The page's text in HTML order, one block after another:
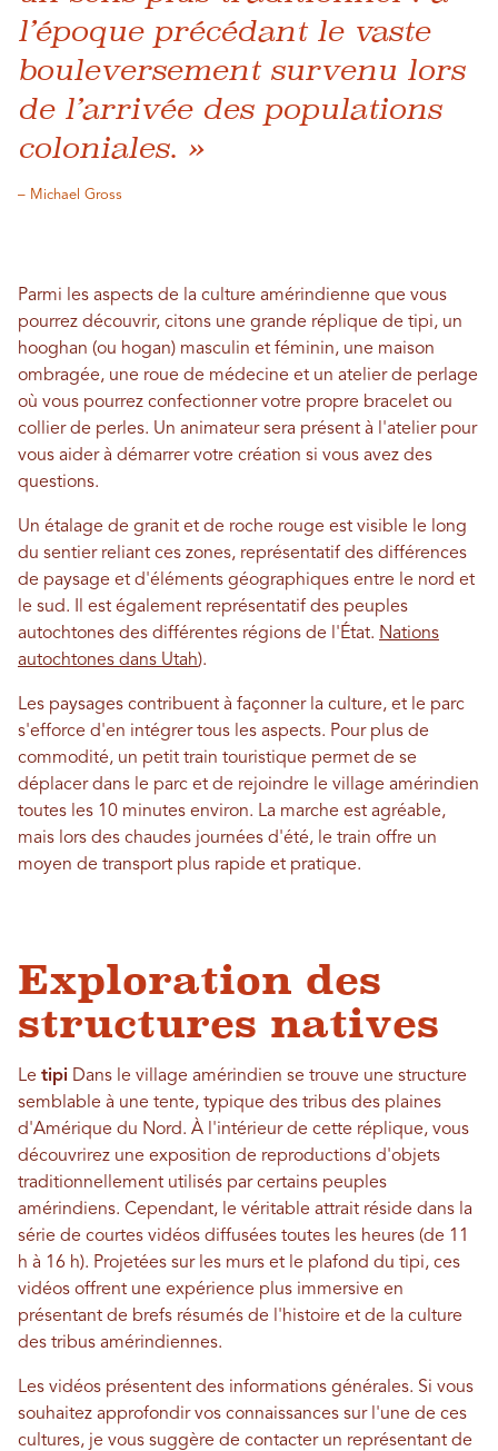
l’époque précédant le vaste
bouleversement survenu lors
de l’arrivée des populations
coloniales. »
– Michael Gross
Parmi les aspects de la culture amérindienne que vous
pourrez découvrir, citons une grande réplique de tipi, un
hooghan (ou hogan) masculin et féminin, une maison
ombragée, une roue de médecine et un atelier de perlage
où vous pourrez confectionner votre propre bracelet ou
collier de perles. Un animateur sera présent à l'atelier pour
vous aider à démarrer votre création si vous avez des
questions.
Un étalage de granit et de roche rouge est visible le long
du sentier reliant ces zones, représentatif des différences
de paysage et d'éléments géographiques entre le nord et
le sud. Il est également représentatif des peuples
autochtones des différentes régions de l'État. Nations
autochtones dans Utah).
Les paysages contribuent à façonner la culture, et le parc
s'efforce d'en intégrer tous les aspects. Pour plus de
commodité, un petit train touristique permet de se
déplacer dans le parc et de rejoindre le village amérindien
toutes les 10 minutes environ. La marche est agréable,
mais lors des chaudes journées d'été, le train offre un
moyen de transport plus rapide et pratique.
Exploration des
structures natives
Le tipi Dans le village amérindien se trouve une structure
semblable à une tente, typique des tribus des plaines
d'Amérique du Nord. À l'intérieur de cette réplique, vous
découvrirez une exposition de reproductions d'objets
traditionnellement utilisés par certains peuples
amérindiens. Cependant, le véritable attrait réside dans la
série de courtes vidéos diffusées toutes les heures (de 11
h à 16 h). Projetées sur les murs et le plafond du tipi, ces
vidéos offrent une expérience plus immersive en
présentant de brefs résumés de l'histoire et de la culture
des tribus amérindiennes.
Les vidéos présentent des informations générales. Si vous
souhaitez approfondir vos connaissances sur l'une de ces
cultures, je vous suggère de contacter un représentant de